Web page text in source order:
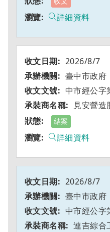
詳細資料
2026/8/7
臺中市政府
中市經公
見安營造
結案
詳細資料
2026/8/7
臺中市政府
中市經公
連吉綜合